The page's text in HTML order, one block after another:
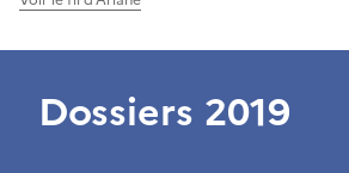
Dossiers 2019